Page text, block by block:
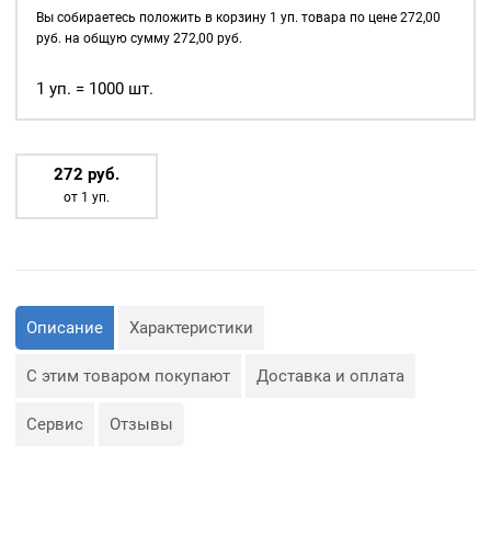
используются для
Сфера применения
люверсов очень обширная:
— Производство обуви и
одежды;
— Изготовление сумок;
— Крепление штор;
— Изготовление различных
полиграфия.
цв.
1000
Вы собираетесь положить в корзину 1 уп. товара по цене 272,00
руб. на общую сумму 272,00 руб.
1 уп. = 1000 шт.
272 руб.
от 1 уп.
Описание Характеристики
С этим товаром покупают Доставка и оплата
Сервис Отзывы